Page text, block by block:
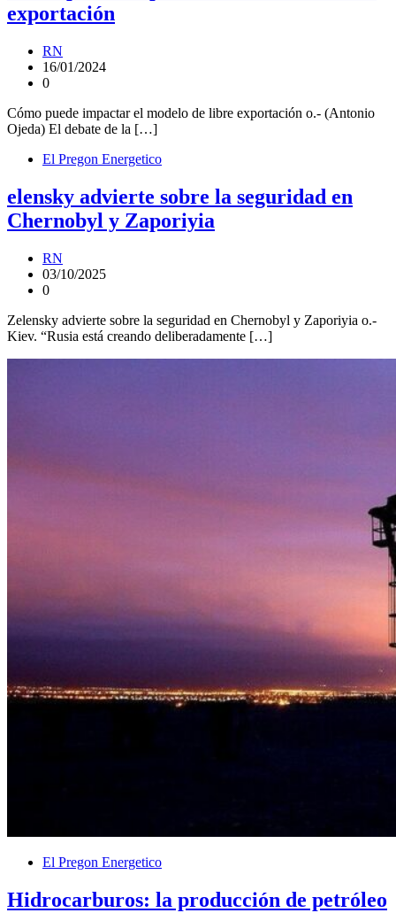
exportación
RN
16/01/2024
0
Cómo puede impactar el modelo de libre exportación o.- (Antonio
Ojeda) El debate de la […]
El Pregon Energetico
elensky advierte sobre la seguridad en
Chernobyl y Zaporiyia
RN
03/10/2025
0
Zelensky advierte sobre la seguridad en Chernobyl y Zaporiyia o.-
Kiev. “Rusia está creando deliberadamente […]
El Pregon Energetico
Hidrocarburos: la producción de petróleo